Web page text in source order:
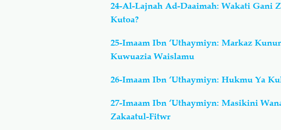
24-Al-Lajnah Ad-Daaimah: Wakati Gani
Kutoa?
25-Imaam Ibn ‘Uthaymiyn: Markaz
Kuwuazia Waislamu
26-Imaam Ibn ‘Uthaymiyn: Hukmu Ya
27-Imaam Ibn ‘Uthaymiyn: Masikini
Zakaatul-Fitwr